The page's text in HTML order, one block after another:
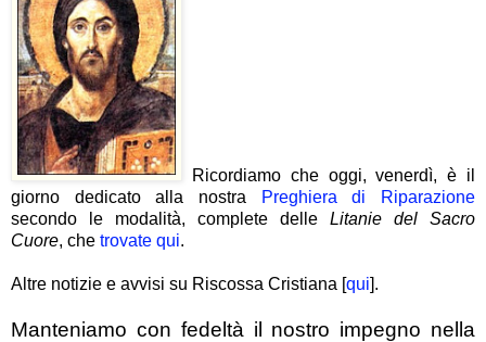
Ricordiamo che oggi, venerdì, è il
giorno dedicato alla nostra
Preghiera di Riparazione
secondo le modalità, complete delle Litanie del Sacro
Cuore, che trovate qui.
Altre notizie e avvisi su Riscossa Cristiana [qui].
Manteniamo con fedeltà il nostro impegno nella